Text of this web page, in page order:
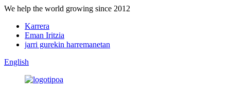
We help the world growing since 2012
Karrera
Eman Iritzia
jarri gurekin harremanetan
English